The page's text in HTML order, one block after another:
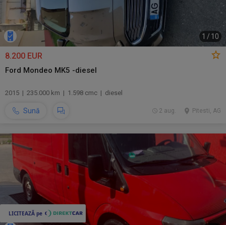
1 / 10
8.200 EUR
Ford Mondeo MK5 -diesel
2015 | 235.000 km | 1.598 cmc | diesel
Sună Pitesti, AG
2 aug.